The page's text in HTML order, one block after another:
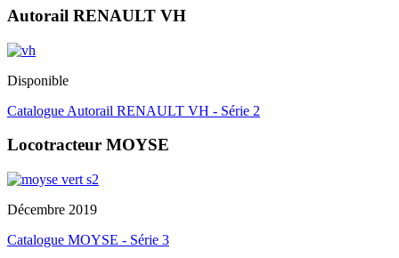
Autorail RENAULT VH
Disponible
Catalogue Autorail RENAULT VH - Série 2
Locotracteur MOYSE
Décembre 2019
Catalogue MOYSE - Série 3